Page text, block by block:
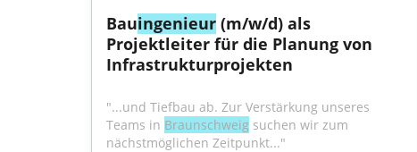
Bauingenieur (m/w/d) als
Projektleiter für die Planung von
Infrastrukturprojekten
"...und Tiefbau ab. Zur Verstärkung unseres
Teams in Braunschweig suchen wir zum
nächstmöglichen Zeitpunkt..."